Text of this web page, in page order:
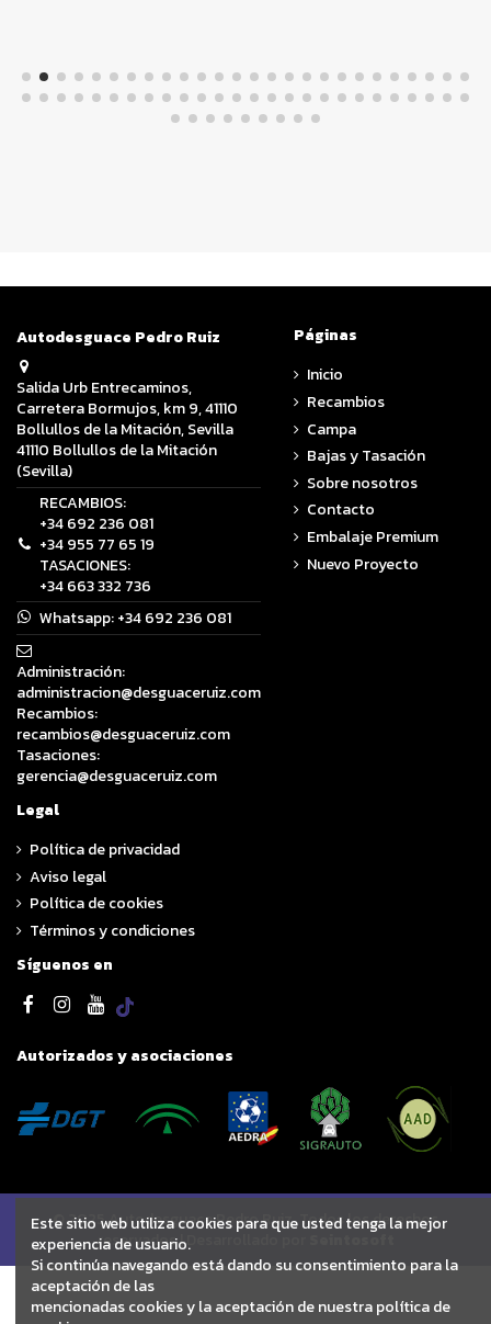
Autodesguace Pedro Ruiz
Salida Urb Entrecaminos,
Carretera Bormujos, km 9, 41110
Bollullos de la Mitación, Sevilla
41110 Bollullos de la Mitación
(Sevilla)
RECAMBIOS:
+34 692 236 081
+34 955 77 65 19
TASACIONES:
+34 663 332 736
Whatsapp:+34 692 236 081
Administración:
administracion@desguaceruiz.com
Recambios:
recambios@desguaceruiz.com
Tasaciones:
gerencia@desguaceruiz.com
Páginas
Inicio
Recambios
Campa
Bajas y Tasación
Sobre nosotros
Contacto
Embalaje Premium
Nuevo Proyecto
Legal
Política de privacidad
Aviso legal
Política de cookies
Términos y condiciones
Síguenos en
Autorizados y asociaciones
© 2025 Autodesguace Pedro Ruiz. Todos los derechos
reservados | Desarrollado por
Este sitio web utiliza cookies para que usted tenga la mejor
experiencia de usuario.
Si continúa navegando está dando su consentimiento para la
aceptación de las
mencionadas cookies y la aceptación de nuestra política de